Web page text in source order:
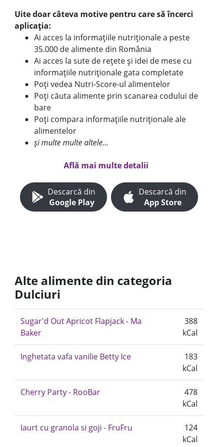
Uite doar câteva motive pentru care să încerci
aplicația:
Ai acces la informațiile nutriționale a peste
35.000 de alimente din România
Ai acces la sute de rețete și idei de mese cu
informațiile nutriționale gata completate
Poți vedea Nutri-Score-ul alimentelor
Poți căuta alimente prin scanarea codului de
bare
Poți compara informațiile nutriționale ale
alimentelor
și multe multe altele...
Află mai multe detalii
Descarcă din
Google Play
Descarcă din
App Store
Alte alimente din categoria
Dulciuri
Sugar'd Out Apricot Flapjack - Ma
Baker
388
kCal
Inghetata vafa vanilie Betty Ice
183
kCal
Cherry Party - RooBar
478
kCal
Iaurt cu granola si goji - FruFru
124
kCal